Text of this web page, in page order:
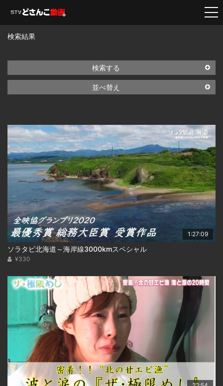
検索結果
検索する
並べ替え
1:27:09
ソラタビ北海道～海岸線3000kmスペシャル
¥330